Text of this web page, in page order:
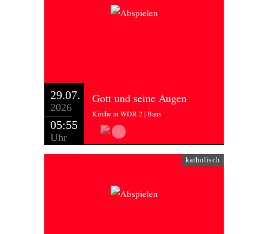
29.07.
2026
05:55
Uhr
Gott und seine Augen
Kirche in WDR 2 | Bans
katholisch